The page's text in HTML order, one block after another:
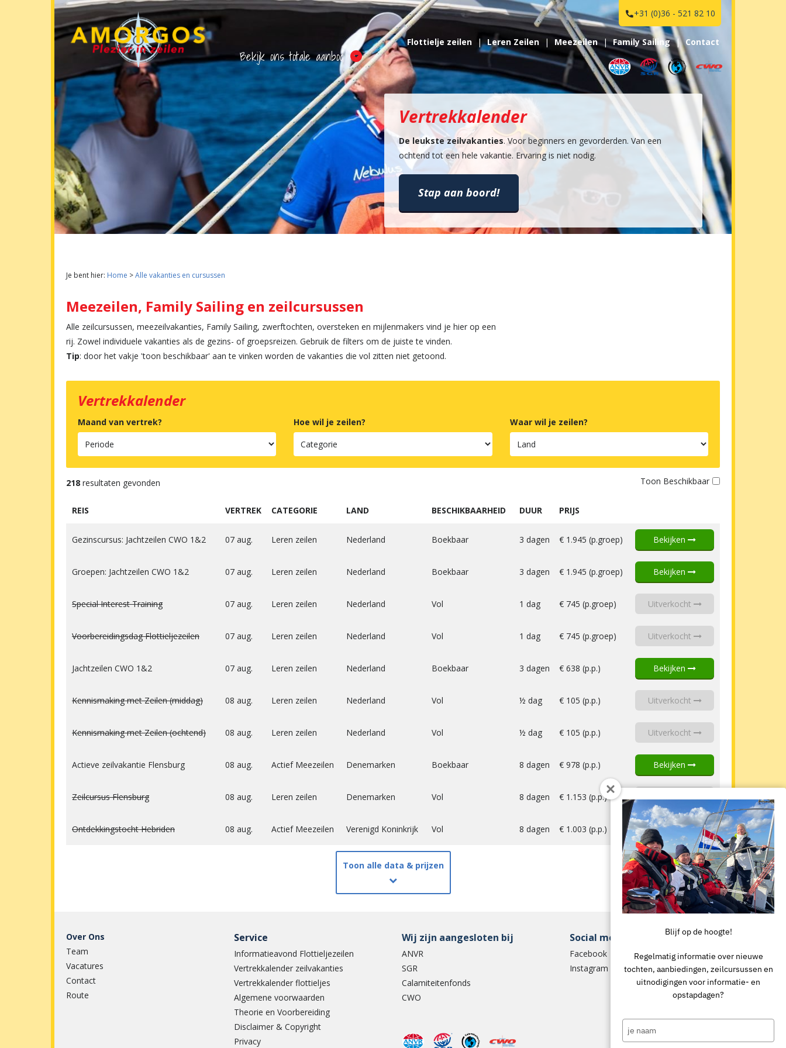
Vertrekkalender
De leukste zeilvakanties. Voor beginners en gevorderden. Van een
ochtend tot een hele vakantie. Ervaring is niet nodig.
Stap aan boord!
Je bent hier: Home >Alle vakanties en cursussen
Meezeilen, Family Sailing en zeilcursussen
Alle zeilcursussen, meezeilvakanties, Family Sailing, zwerftochten, oversteken en mijlenmakers vind je hier op een
rij. Zowel individuele vakanties als de gezins- of groepsreizen. Gebruik de filters om de juiste te vinden.
Tip: door het vakje 'toon beschikbaar' aan te vinken worden de vakanties die vol zitten niet getoond.
Vertrekkalender
Maand van vertrek? Hoe wil je zeilen? Waar wil je zeilen?
218 resultaten gevonden Toon Beschikbaar
REIS VERTREK CATEGORIE LAND BESCHIKBAARHEID DUUR PRIJS
Gezinscursus: Jachtzeilen CWO 1&2 07 aug. Leren zeilen Nederland Boekbaar 3 dagen € 1.945 (p.groep) Bekijken
Groepen: Jachtzeilen CWO 1&2 07 aug. Leren zeilen Nederland Boekbaar 3 dagen € 1.945 (p.groep) Bekijken
Special Interest Training 07 aug. Leren zeilen Nederland Vol 1 dag € 745 (p.groep) Uitverkocht
Voorbereidingsdag Flottieljezeilen 07 aug. Leren zeilen Nederland Vol 1 dag € 745 (p.groep) Uitverkocht
Jachtzeilen CWO 1&2 07 aug. Leren zeilen Nederland Boekbaar 3 dagen € 638 (p.p.) Bekijken
Kennismaking met Zeilen (middag) 08 aug. Leren zeilen Nederland Vol ½ dag € 105 (p.p.) Uitverkocht
Kennismaking met Zeilen (ochtend) 08 aug. Leren zeilen Nederland Vol ½ dag € 105 (p.p.) Uitverkocht
Actieve zeilvakantie Flensburg 08 aug. Actief Meezeilen Denemarken Boekbaar 8 dagen € 978 (p.p.) Bekijken
Zeilcursus Flensburg 08 aug. Leren zeilen Denemarken Vol 8 dagen € 1.153 (p.p.) Uitverkocht
Ontdekkingstocht Hebriden 08 aug. Actief Meezeilen Verenigd Koninkrijk Vol 8 dagen € 1.003 (p.p.) Uitverkocht
Toon alle data & prijzen
Over Ons
Team
Vacatures
Contact
Route
Service
Informatieavond Flottieljezeilen
Vertrekkalender zeilvakanties
Vertrekkalender flottieljes
Algemene voorwaarden
Theorie en Voorbereiding
Disclaimer & Copyright
Privacy
Wij zijn aangesloten bij
ANVR
SGR
Calamiteitenfonds
CWO
Social media
Facebook
Instagram
+31 (0)36 - 521 82 10
Bekijk ons totale aanbod
Flottielje zeilen Leren Zeilen Meezeilen Family Sailing Contact
Blijf op de hoogte!
Regelmatig informatie over nieuwe
tochten, aanbiedingen, zeilcursussen en
uitnodigingen voor informatie- en
opstapdagen?